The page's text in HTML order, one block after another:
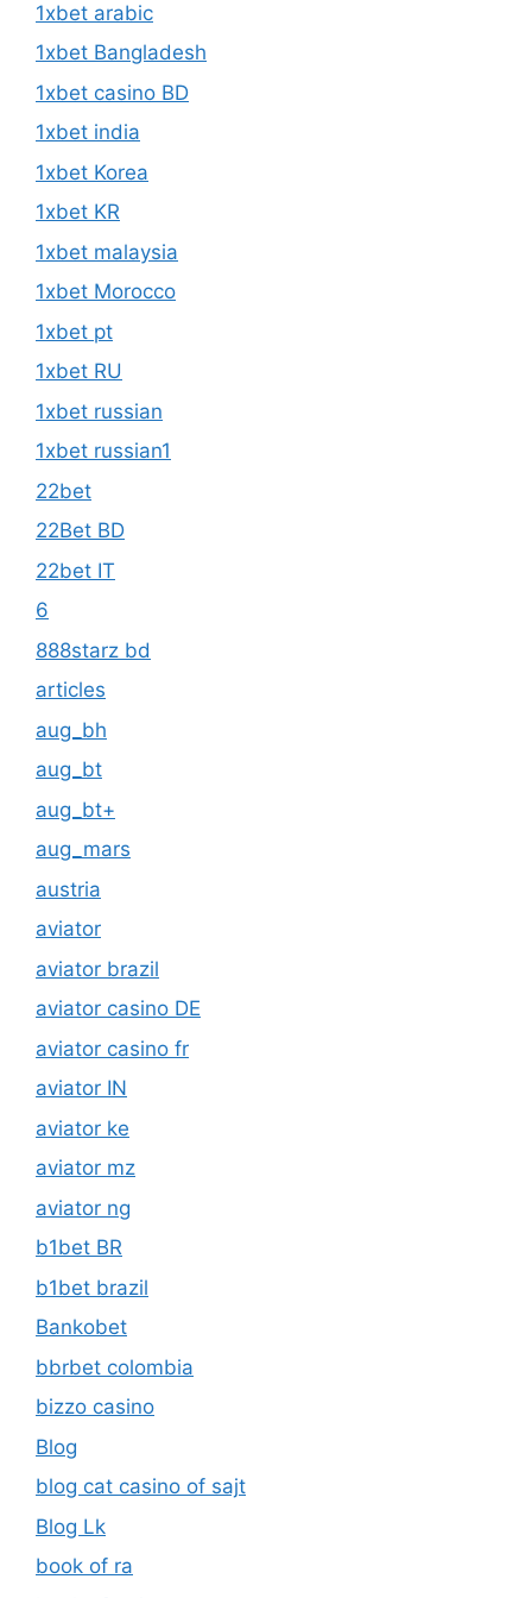
1xbet india
1xbet Korea
1xbet KR
1xbet malaysia
1xbet Morocco
1xbet pt
1xbet RU
1xbet russian
1xbet russian1
22bet
22Bet BD
22bet IT
6
888starz bd
articles
aug_bh
aug_bt
aug_bt+
aug_mars
austria
aviator brazil
aviator casino DE
aviator casino fr
aviator IN
aviator ke
aviator mz
aviator ng
b1bet BR
b1bet brazil
Bankobet
bbrbet colombia
bizzo casino
Blog
blog cat casino of sajt
Blog Lk
book of ra
book of ra it
Brand